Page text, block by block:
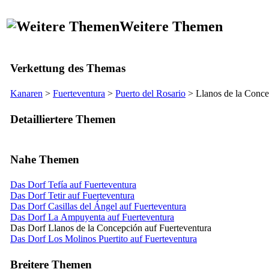
Weitere Themen
Verkettung des Themas
Kanaren > Fuerteventura > Puerto del Rosario > Llanos de la
Detailliertere Themen
Nahe Themen
Das Dorf Tefía auf Fuerteventura
Das Dorf Tetir auf Fuerteventura
Das Dorf Casillas del Ángel auf Fuerteventura
Das Dorf La Ampuyenta auf Fuerteventura
Das Dorf Llanos de la Concepción auf Fuerteventura
Das Dorf Los Molinos Puertito auf Fuerteventura
Breitere Themen